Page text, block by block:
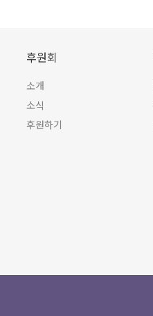
후원회
소개
소식
후원하기